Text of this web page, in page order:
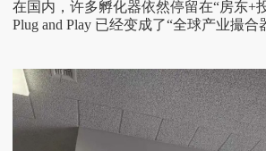
在国内，许多孵化器依然停留在“房东+
Plug and Play 已经变成了“全球产业撮合